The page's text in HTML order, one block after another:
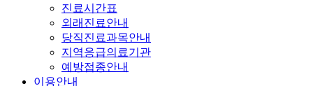
진료시간표
외래진료안내
당직진료과목안내
지역응급의료기관
예방접종안내
이용안내